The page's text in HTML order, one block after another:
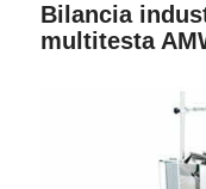
Bilancia
multitesta